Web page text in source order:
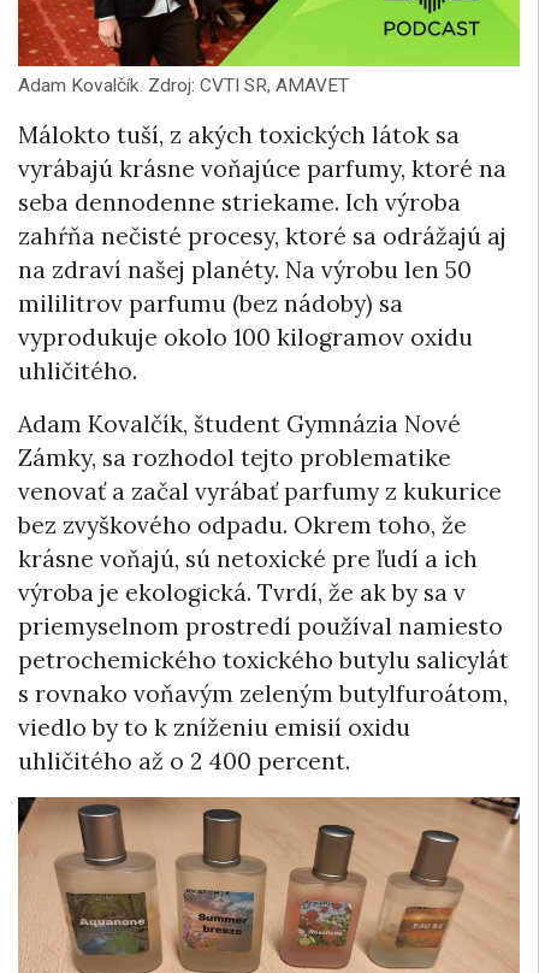
Adam Kovalčík. Zdroj: CVTI SR, AMAVET
Málokto tuší, z akých toxických látok sa
vyrábajú krásne voňajúce parfumy, ktoré na
seba dennodenne striekame. Ich výroba
zahŕňa nečisté procesy, ktoré sa odrážajú aj
na zdraví našej planéty. Na výrobu len 50
mililitrov parfumu (bez nádoby) sa
vyprodukuje okolo 100 kilogramov oxidu
uhličitého.
Adam Kovalčík, študent Gymnázia Nové
Zámky, sa rozhodol tejto problematike
venovať a začal vyrábať parfumy z kukurice
bez zvyškového odpadu. Okrem toho, že
krásne voňajú, sú netoxické pre ľudí a ich
výroba je ekologická. Tvrdí, že ak by sa v
priemyselnom prostredí používal namiesto
petrochemického toxického butylu salicylát
s rovnako voňavým zeleným butylfuroátom,
viedlo by to k zníženiu emisií oxidu
uhličitého až o 2 400 percent.